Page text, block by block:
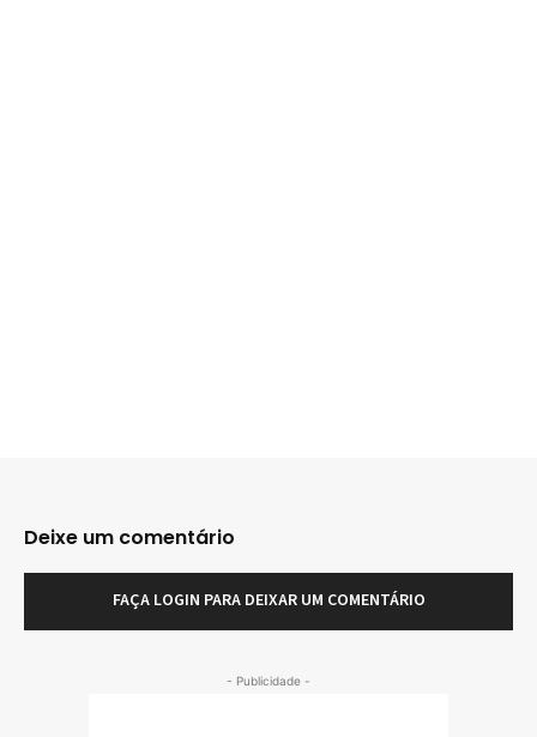
Deixe um comentário
FAÇA LOGIN PARA DEIXAR UM COMENTÁRIO
- Publicidade -